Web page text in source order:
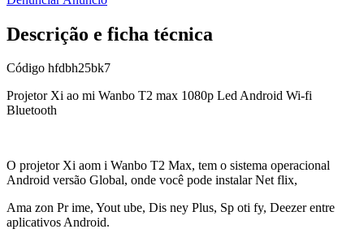
Descrição e ficha técnica
Código hfdbh25bk7
Projetor Xi ao mi Wanbo T2 max 1080p Led Android Wi-fi
Bluetooth
O projetor Xi aom i Wanbo T2 Max, tem o sistema operacional
Android versão Global, onde você pode instalar Net flix,
Ama zon Pr ime, Yout ube, Dis ney Plus, Sp oti fy, Deezer entre
aplicativos Android.